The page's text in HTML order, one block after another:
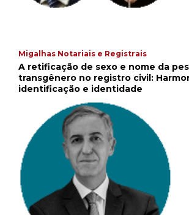
Migalhas Notariais e Registrais
A retificação de sexo e nome da
transgênero no registro civil:
identificação e identidade